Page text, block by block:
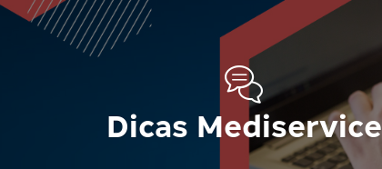
Dicas Mediservice